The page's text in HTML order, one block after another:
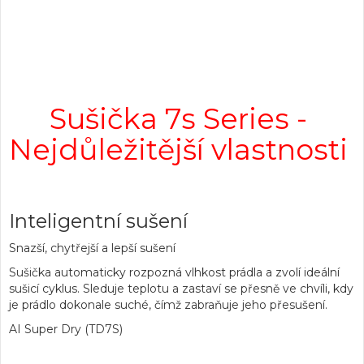
Sušička 7s Series -
Nejdůležitější vlastnosti
Inteligentní sušení
Snazší, chytřejší a lepší sušení
Sušička automaticky rozpozná vlhkost prádla a zvolí ideální
sušicí cyklus. Sleduje teplotu a zastaví se přesně ve chvíli, kdy
je prádlo dokonale suché, čímž zabraňuje jeho přesušení.
AI Super Dry (TD7S)